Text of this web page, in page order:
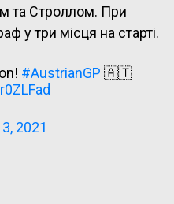
та Строллом. При
у три місця на старті.
#AustrianGP 🇦🇹
2021